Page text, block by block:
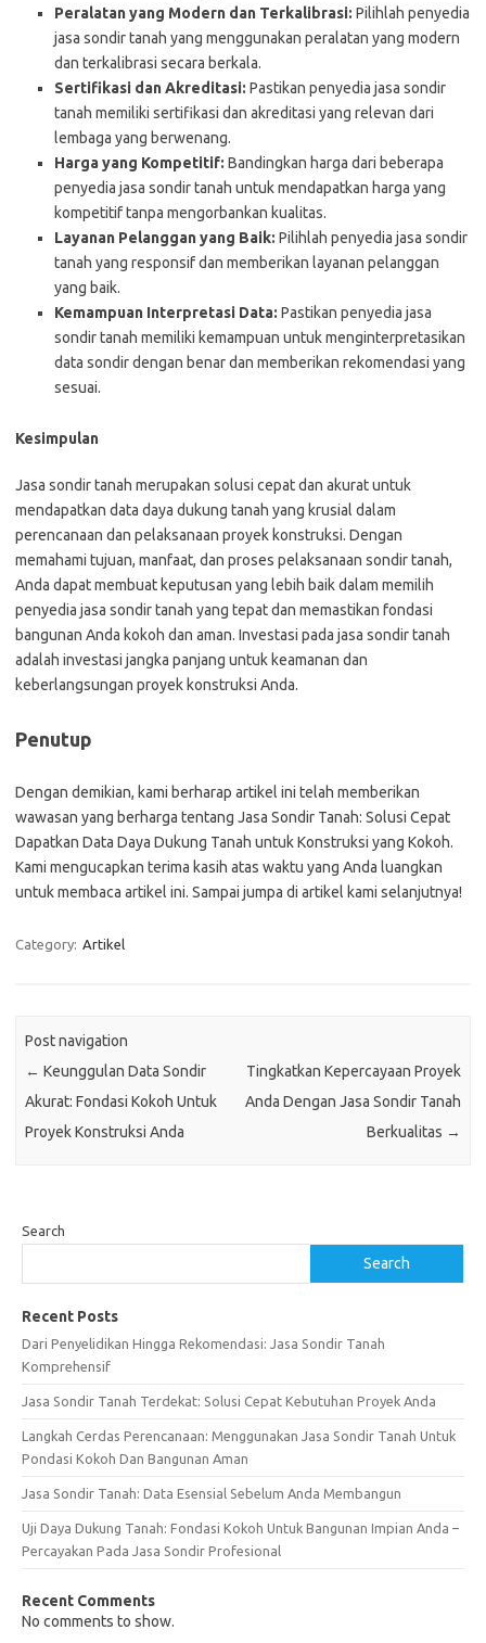
Peralatan yang Modern dan Terkalibrasi: Pilihlah penyedia
jasa sondir tanah yang menggunakan peralatan yang modern
dan terkalibrasi secara berkala.
Sertifikasi dan Akreditasi: Pastikan penyedia jasa sondir
tanah memiliki sertifikasi dan akreditasi yang relevan dari
lembaga yang berwenang.
Harga yang Kompetitif: Bandingkan harga dari beberapa
penyedia jasa sondir tanah untuk mendapatkan harga yang
kompetitif tanpa mengorbankan kualitas.
Layanan Pelanggan yang Baik: Pilihlah penyedia jasa sondir
tanah yang responsif dan memberikan layanan pelanggan
yang baik.
Kemampuan Interpretasi Data: Pastikan penyedia jasa
sondir tanah memiliki kemampuan untuk menginterpretasikan
data sondir dengan benar dan memberikan rekomendasi yang
sesuai.
Kesimpulan
Jasa sondir tanah merupakan solusi cepat dan akurat untuk
mendapatkan data daya dukung tanah yang krusial dalam
perencanaan dan pelaksanaan proyek konstruksi. Dengan
memahami tujuan, manfaat, dan proses pelaksanaan sondir tanah,
Anda dapat membuat keputusan yang lebih baik dalam memilih
penyedia jasa sondir tanah yang tepat dan memastikan fondasi
bangunan Anda kokoh dan aman. Investasi pada jasa sondir tanah
adalah investasi jangka panjang untuk keamanan dan
keberlangsungan proyek konstruksi Anda.
Penutup
Dengan demikian, kami berharap artikel ini telah memberikan
wawasan yang berharga tentang Jasa Sondir Tanah: Solusi Cepat
Dapatkan Data Daya Dukung Tanah untuk Konstruksi yang Kokoh.
Kami mengucapkan terima kasih atas waktu yang Anda luangkan
untuk membaca artikel ini. Sampai jumpa di artikel kami selanjutnya!
Category: Artikel
Post navigation
← Keunggulan Data Sondir
Akurat: Fondasi Kokoh Untuk
Proyek Konstruksi Anda
Tingkatkan Kepercayaan Proyek
Anda Dengan Jasa Sondir Tanah
Berkualitas →
Search
Search
Recent Posts
Dari Penyelidikan Hingga Rekomendasi: Jasa Sondir Tanah
Komprehensif
Jasa Sondir Tanah Terdekat: Solusi Cepat Kebutuhan Proyek Anda
Langkah Cerdas Perencanaan: Menggunakan Jasa Sondir Tanah Untuk
Pondasi Kokoh Dan Bangunan Aman
Jasa Sondir Tanah: Data Esensial Sebelum Anda Membangun
Uji Daya Dukung Tanah: Fondasi Kokoh Untuk Bangunan Impian Anda –
Percayakan Pada Jasa Sondir Profesional
Recent Comments
No comments to show.